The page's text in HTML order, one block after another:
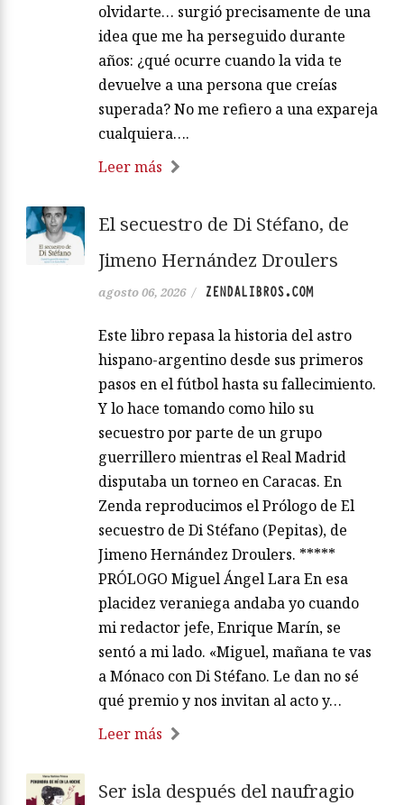
olvidarte… surgió precisamente de una
idea que me ha perseguido durante
años: ¿qué ocurre cuando la vida te
devuelve a una persona que creías
superada? No me refiero a una expareja
cualquiera….
Leer más
El secuestro de Di Stéfano, de
Jimeno Hernández Droulers
agosto 06, 2026 / ZENDALIBROS.COM
Este libro repasa la historia del astro
hispano-argentino desde sus primeros
pasos en el fútbol hasta su fallecimiento.
Y lo hace tomando como hilo su
secuestro por parte de un grupo
guerrillero mientras el Real Madrid
disputaba un torneo en Caracas. En
Zenda reproducimos el Prólogo de El
secuestro de Di Stéfano (Pepitas), de
Jimeno Hernández Droulers. *****
PRÓLOGO Miguel Ángel Lara En esa
placidez veraniega andaba yo cuando
mi redactor jefe, Enrique Marín, se
sentó a mi lado. «Miguel, mañana te vas
a Mónaco con Di Stéfano. Le dan no sé
qué premio y nos invitan al acto y…
Leer más
Ser isla después del naufragio